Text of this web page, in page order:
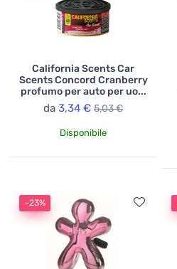
California Scents Car
Scents Concord Cranberry
profumo per auto per uo...
da 3,34 € 5,03 €
Disponibile
-23%